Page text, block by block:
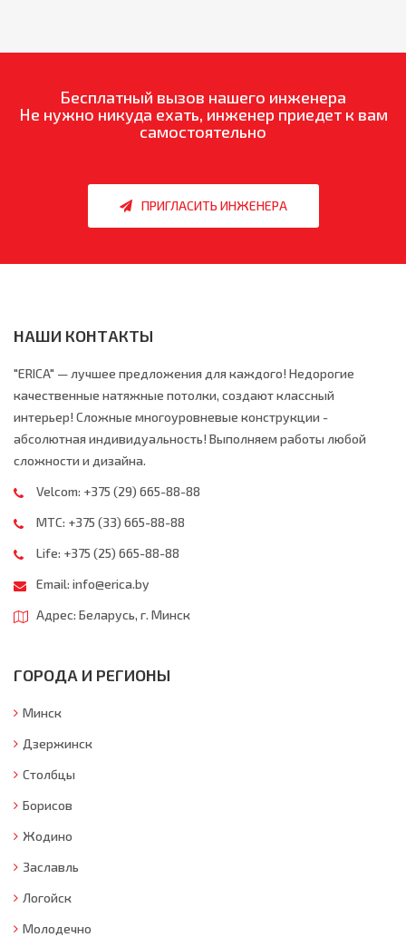
Бесплатный вызов нашего инженера
Не нужно никуда ехать, инженер приедет к вам
самостоятельно
ПРИГЛАСИТЬ ИНЖЕНЕРА
НАШИ КОНТАКТЫ
"ERICA" — лучшее предложения для каждого! Недорогие
качественные натяжные потолки, создают классный
интерьер! Сложные многоуровневые конструкции -
абсолютная индивидуальность! Выполняем работы любой
сложности и дизайна.
Velcom: +375 (29) 665-88-88
МТС: +375 (33) 665-88-88
Life: +375 (25) 665-88-88
Email: info@erica.by
Адрес: Беларусь, г. Минск
ГОРОДА И РЕГИОНЫ
Минск
Дзержинск
Столбцы
Борисов
Жодино
Заславль
Логойск
Молодечно